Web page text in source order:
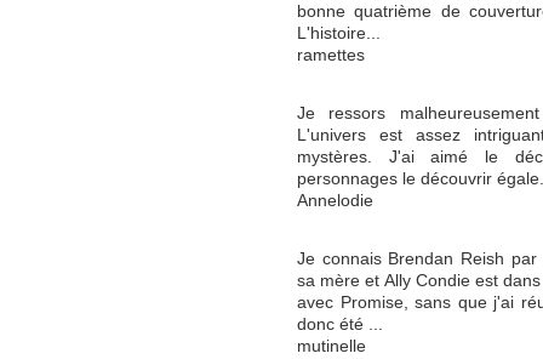
bonne quatrième de
L'histoire...
ramettes
Je ressors
L'univers est assez
mystères. J'ai aimé le
personnages le découvrir
Annelodie
Je connais Brendan Reish
sa mère et Ally Condie est
avec Promise, sans que j'ai
donc été ...
mutinelle